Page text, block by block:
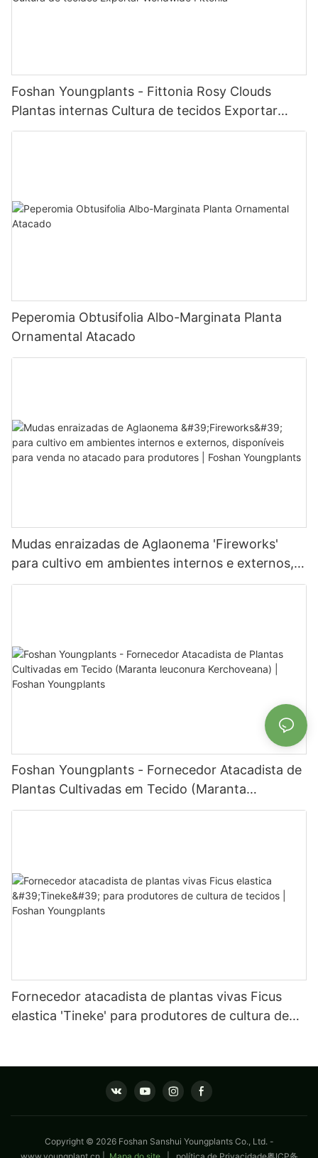
Foshan Youngplants - Fittonia Rosy Clouds
Plantas internas Cultura de tecidos Exportar
Worldwide Fittonia
Peperomia Obtusifolia Albo-Marginata Planta
Ornamental Atacado
Mudas enraizadas de Aglaonema 'Fireworks'
para cultivo em ambientes internos e externos,
disponíveis para venda no atacado para
Foshan Youngplants - Fornecedor Atacadista de
Plantas Cultivadas em Tecido (Maranta
leuconura Kerchoveana) | Foshan Youngplants
Fornecedor atacadista de plantas vivas Ficus
elastica 'Tineke' para produtores de cultura de
Copyright © 2026 Foshan Sanshui Youngplants Co., Ltd. -